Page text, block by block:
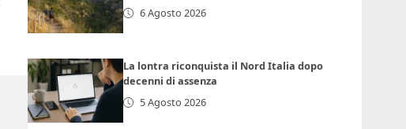
6 Agosto 2026
La lontra riconquista il Nord Italia dopo
decenni di assenza
5 Agosto 2026